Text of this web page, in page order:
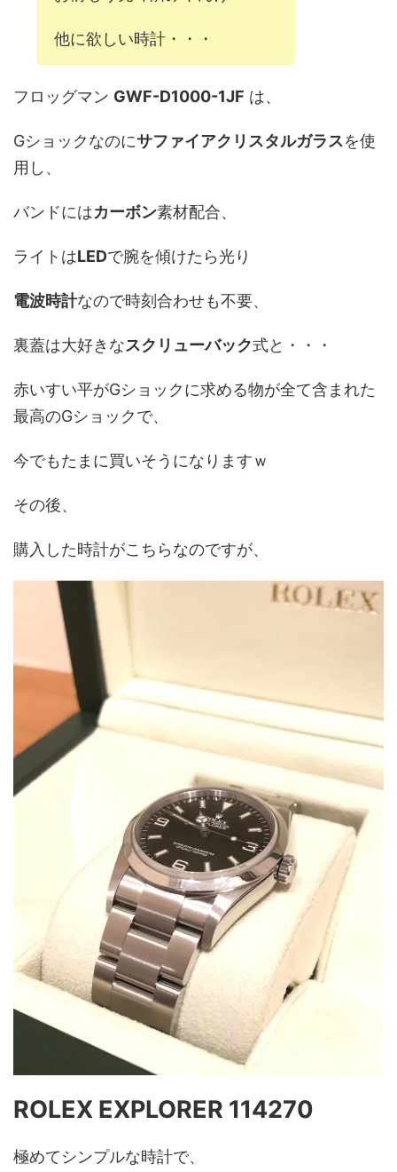
他に欲しい時計・・・
フロッグマン GWF-D1000-1JF は、
Gショックなのにサファイアクリスタルガラスを使
用し、
バンドにはカーボン素材配合、
ライトはLEDで腕を傾けたら光り
電波時計なので時刻合わせも不要、
裏蓋は大好きなスクリューバック式と・・・
赤いすい平がGショックに求める物が全て含まれた
最高のGショックで、
今でもたまに買いそうになりますｗ
その後、
購入した時計がこちらなのですが、
ROLEX EXPLORER 114270
極めてシンプルな時計で、